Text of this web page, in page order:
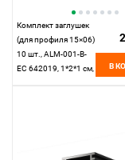
Комплект заглушек
(для профиля 15×06)
10 шт., ALM-001-B-
EC 642019, 1*2*1 см,
В